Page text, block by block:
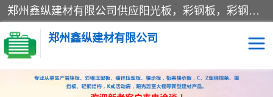
郑州鑫纵建材有限公司供应阳光板，彩钢板，彩钢钢构工程是一家集生产销售租赁安装于一体的企业，主要生产PC采光板，耐力板，仿古琉璃采光板，岩棉板、彩钢压型板、镀锌压型板、桁架楼承板，C、Z型钢檩条、围挡板、轻钢结构，阳光温室大棚等新型建材产品。公司旗下有多台移动式高空压瓦机租赁，承接全国各地业务，专业对外租赁各种型号压瓦机。
郑州鑫纵建材有限公司